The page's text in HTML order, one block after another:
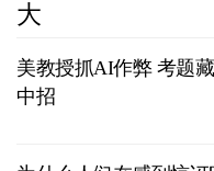
大
美教授抓AI作弊 考题
中招